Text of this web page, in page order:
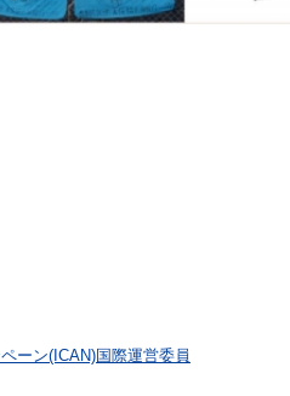
ーン(ICAN)国際運営委員